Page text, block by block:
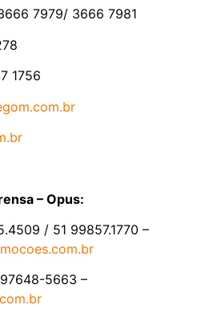
7979/ 3666 7981
1756
– Opus:
/ 51 99857.1770 –
com.br
97648-5663 –